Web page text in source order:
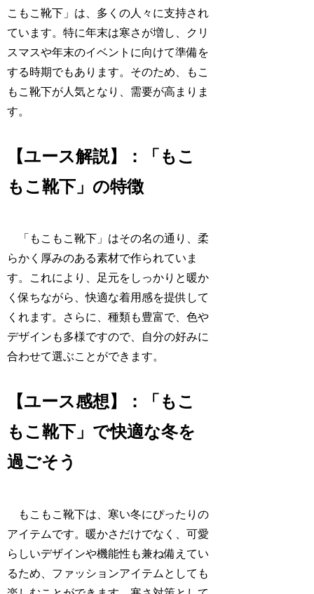
こもこ靴下」は、多くの人々に支持され
ています。特に年末は寒さが増し、クリ
スマスや年末のイベントに向けて準備を
する時期でもあります。そのため、もこ
もこ靴下が人気となり、需要が高まりま
す。
【ユース解説】：「もこ
もこ靴下」の特徴
「もこもこ靴下」はその名の通り、柔
らかく厚みのある素材で作られていま
す。これにより、足元をしっかりと暖か
く保ちながら、快適な着用感を提供して
くれます。さらに、種類も豊富で、色や
デザインも多様ですので、自分の好みに
合わせて選ぶことができます。
【ユース感想】：「もこ
もこ靴下」で快適な冬を
過ごそう
もこもこ靴下は、寒い冬にぴったりの
アイテムです。暖かさだけでなく、可愛
らしいデザインや機能性も兼ね備えてい
るため、ファッションアイテムとしても